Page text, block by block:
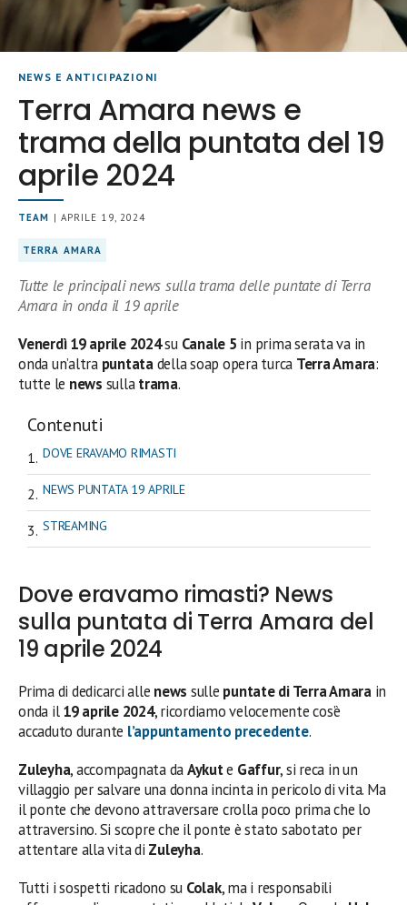
NEWS E ANTICIPAZIONI
Terra Amara news e
trama della puntata del 19
aprile 2024
TEAM | APRILE 19, 2024
TERRA AMARA
Tutte le principali news sulla trama delle puntate di Terra
Amara in onda il 19 aprile
Venerdì 19 aprile 2024su Canale 5 in prima seratava in
onda un’altra puntatadella soap opera turca Terra Amara:
tutte le news sullatrama.
Contenuti
DOVE ERAVAMO RIMASTI
NEWS PUNTATA 19 APRILE
STREAMING
Dove eravamo rimasti? News
sulla puntata di Terra Amara del
19 aprile 2024
Prima di dedicarci alle news sulle puntate di Terra Amarain
onda il19 aprile 2024, ricordiamo velocemente cos’è
accaduto durante l’appuntamento precedente.
Zuleyha, accompagnata daAykute Gaffur, si reca in un
villaggio per salvare una donna incinta in pericolo di vita. Ma
il ponte che devono attraversare crolla poco prima che lo
attraversino. Si scopre che il ponte è stato sabotato per
attentare alla vita di Zuleyha.
Tutti i sospetti ricadono su Colak, ma i responsabili